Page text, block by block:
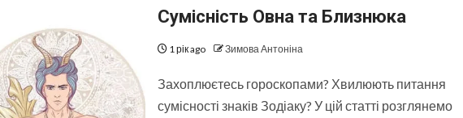
Сумісність Овна та Близнюка
1 рік ago Зимова Антоніна
Захоплюєтесь гороскопами? Хвилюють питання
сумісності знаків Зодіаку? У цій статті розглянемо